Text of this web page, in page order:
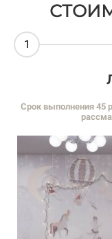
1
Срок выполнения 45